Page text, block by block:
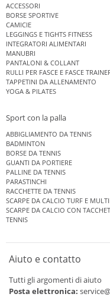
ACCESSORI
BORSE SPORTIVE
CAMICIE
LEGGINGS E TIGHTS FITNESS
INTEGRATORI ALIMENTARI
MANUBRI
PANTALONI & COLLANT
RULLI PER FASCE E FASCE
TAPPETINI DA ALLENAMENTO
YOGA & PILATES
Sport con la palla
ABBIGLIAMENTO DA TENNIS
BADMINTON
BORSE DA TENNIS
GUANTI DA PORTIERE
PALLINE DA TENNIS
PARASTINCHI
RACCHETTE DA TENNIS
SCARPE DA CALCIO TURF E
SCARPE DA CALCIO CON
TENNIS
Aiuto e contatto
Tutti gli argomenti di aiuto
Posta elettronica: